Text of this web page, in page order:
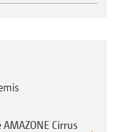
Cirrus